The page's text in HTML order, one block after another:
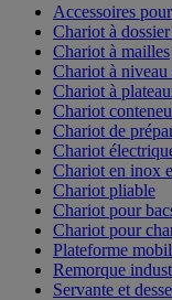
Accessoires
Chariot à
Chariot à mailles
Chariot à niveau
Chariot à
Chariot
Chariot de
Chariot
Chariot en inox
Chariot pliable
Chariot pour
Chariot pour
Plateforme
Remorque
Servante et